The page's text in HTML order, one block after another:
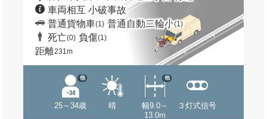
車両相互 小破事故
普通貨物車(1) 普通自動二輪小(1)
死亡(0) 負傷(1)
距離231m
25～34歳
他
晴
幅9.0～
13.0m
他
３灯式信号